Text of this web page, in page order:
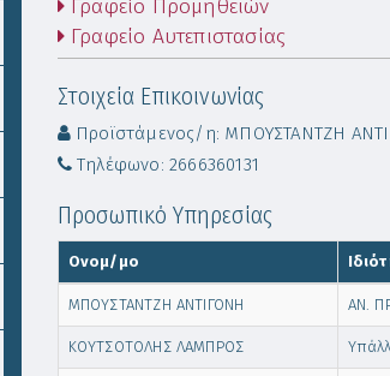
Γραφείο Προμηθειών
Γραφείο Αυτεπιστασίας
Στοιχεία Επικοινωνίας
Προϊστάμενος/η: ΜΠΟΥΣΤΑΝΤΖΗ
Τηλέφωνο: 2666360131
Προσωπικό Υπηρεσίας
Ονομ/μο
ΜΠΟΥΣΤΑΝΤΖΗ ΑΝΤΙΓΟΝΗ ΑΝ.
ΚΟΥΤΣΟΤΟΛΗΣ ΛΑΜΠΡΟΣ